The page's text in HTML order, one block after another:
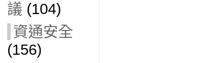
議 (104)
資通安全
(156)